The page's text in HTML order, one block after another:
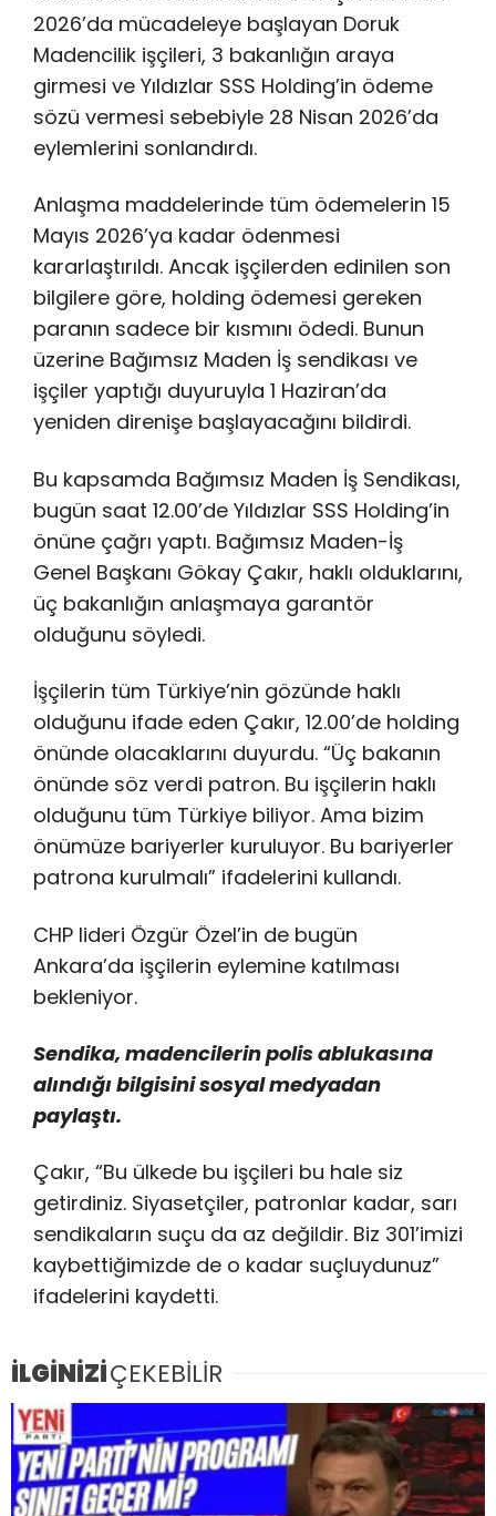
2026’da mücadeleye başlayan Doruk
Madencilik işçileri, 3 bakanlığın araya
girmesi ve Yıldızlar SSS Holding’in ödeme
sözü vermesi sebebiyle 28 Nisan 2026’da
eylemlerini sonlandırdı.
Anlaşma maddelerinde tüm ödemelerin 15
Mayıs 2026’ya kadar ödenmesi
kararlaştırıldı. Ancak işçilerden edinilen son
bilgilere göre, holding ödemesi gereken
paranın sadece bir kısmını ödedi. Bunun
üzerine Bağımsız Maden İş sendikası ve
işçiler yaptığı duyuruyla 1 Haziran’da
yeniden direnişe başlayacağını bildirdi.
Bu kapsamda Bağımsız Maden İş Sendikası,
bugün saat 12.00’de Yıldızlar SSS Holding’in
önüne çağrı yaptı. Bağımsız Maden-İş
Genel Başkanı Gökay Çakır, haklı olduklarını,
üç bakanlığın anlaşmaya garantör
olduğunu söyledi.
İşçilerin tüm Türkiye’nin gözünde haklı
olduğunu ifade eden Çakır, 12.00’de holding
önünde olacaklarını duyurdu. “Üç bakanın
önünde söz verdi patron. Bu işçilerin haklı
olduğunu tüm Türkiye biliyor. Ama bizim
önümüze bariyerler kuruluyor. Bu bariyerler
patrona kurulmalı” ifadelerini kullandı.
CHP lideri Özgür Özel’in de bugün
Ankara’da işçilerin eylemine katılması
bekleniyor.
Sendika, madencilerin polis ablukasına
alındığı bilgisini sosyal medyadan
paylaştı.
Çakır, “Bu ülkede bu işçileri bu hale siz
getirdiniz. Siyasetçiler, patronlar kadar, sarı
sendikaların suçu da az değildir. Biz 301’imizi
kaybettiğimizde de o kadar suçluydunuz”
ifadelerini kaydetti.
İLGİNİZİÇEKEBİLİR